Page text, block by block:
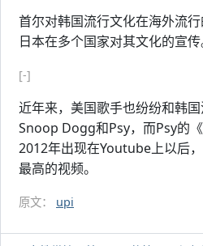
首尔对韩国流行文化在海外流
日本在多个国家对其文化的宣传
[-]
近年来，美国歌手也纷纷和韩
Snoop Dogg和Psy，而Psy的
2012年出现在Youtube上以后
最高的视频。
原文： upi